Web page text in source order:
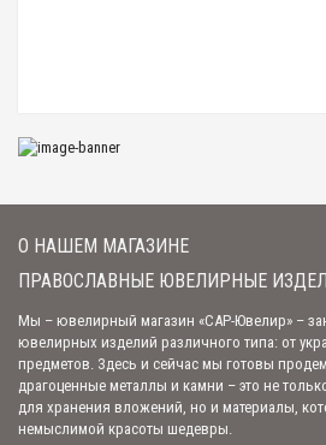
Арочная автомобильная икона "Ангел
О НАШЕМ МАГАЗИНЕ
ПРАВОСЛАВНЫЕ ЮВЕЛИРНЫЕ
Мы – ювелирный магазин «САР-Ювелир» –
ювелирных изделий различного типа: от
предметов. Здесь и сейчас мы готовы
драгоценные металлы и камни – это не
для хранения вложений, но и материалы,
немыслимой красоты шедевры.